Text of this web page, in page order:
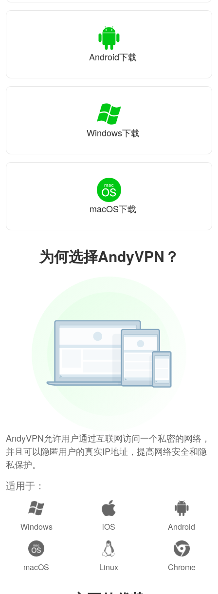
为何选择AndyVPN？
AndyVPN允许用户通过互联网访问一个私密的网络，
并且可以隐匿用户的真实IP地址，提高网络安全和隐
私保护。
适用于：
Windows iOS Android
macOS Linux Chrome
Android下载
Windows下载
macOS下载